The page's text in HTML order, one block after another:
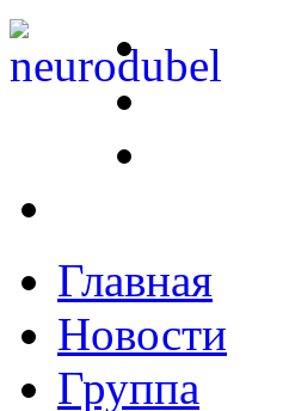
Главная
Новости
Группа